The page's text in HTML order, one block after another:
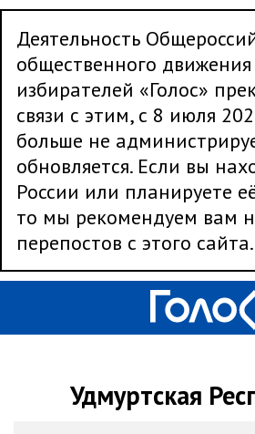
Деятельность
общественного
избирателей «Голос»
связи с этим, с 8 июля
больше не
обновляется. Если вы
России или планируете
то мы рекомендуем вам
перепостов с этого сайта.
Удмуртская